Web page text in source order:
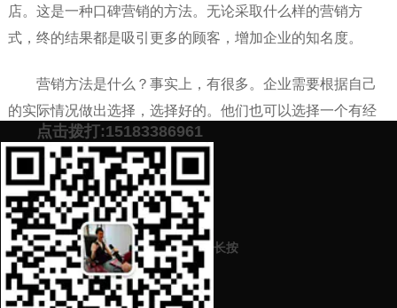
店。这是一种口碑营销的方法。无论采取什么样的营销方
式，终的结果都是吸引更多的顾客，增加企业的知名度。
营销方法是什么？事实上，有很多。企业需要根据自己
的实际情况做出选择，选择好的。他们也可以选择一个有经
验的团队，比如肖乐策划团队来解决你的问题。
预约营销老师 添加微信号：scyxch
案！
上一篇：品牌营销推广策划中的跨界联名营销推广策划怎么做
点击拨打:15183386961
长按